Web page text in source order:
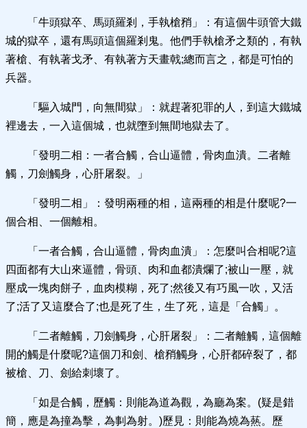
「牛頭獄卒、馬頭羅剎，手執槍矟」：有這個牛頭管大鐵
城的獄卒，還有馬頭這個羅剎鬼。他們手執槍矛之類的，有執
著槍、有執著戈矛、有執著方天畫戟;總而言之，都是可怕的
兵器。
「驅入城門，向無間獄」：就趕著犯罪的人，到這大鐵城
裡邊去，一入這個城，也就墮到無間地獄去了。
「發明二相：一者合觸，合山逼體，骨肉血潰。二者離
觸，刀劍觸身，心肝屠裂。」
「發明二相」：發明兩種的相，這兩種的相是什麼呢?一
個合相、一個離相。
「一者合觸，合山逼體，骨肉血潰」：怎麼叫合相呢?這
四面都有大山來逼體，骨頭、肉和血都潰爛了;被山一壓，就
壓成一塊肉餅子，血肉模糊，死了;然後又有巧風一吹，又活
了;活了又這麼合了;也是死了生，生了死，這是「合觸」。
「二者離觸，刀劍觸身，心肝屠裂」：二者離觸，這個離
開的觸是什麼呢?這個刀和劍、槍矟觸身，心肝都碎裂了，都
被槍、刀、劍給刺壞了。
「如是合觸，歷觸：則能為道為觀，為廳為案。(疑是錯
簡，應是為撞為擊，為剚為射。)歷見：則能為燒為爇。歷